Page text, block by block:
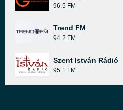
96.5 FM
Trend FM
94.2 FM
Szent István Rádió
95.1 FM